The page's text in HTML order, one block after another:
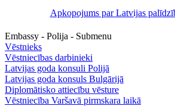
Apkopojums par Latvijas
Embassy - Polija - Submenu
Vēstnieks
Vēstniecības darbinieki
Latvijas goda konsuli Polijā
Latvijas goda konsuls Bulgārijā
Diplomātisko attiecību vēsture
Vēstniecība Varšavā pirmskara laikā